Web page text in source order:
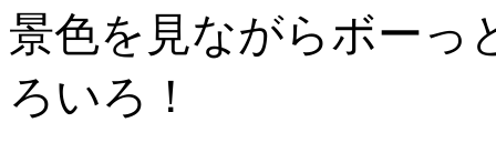
景色を見ながらボーっ
ろいろ！